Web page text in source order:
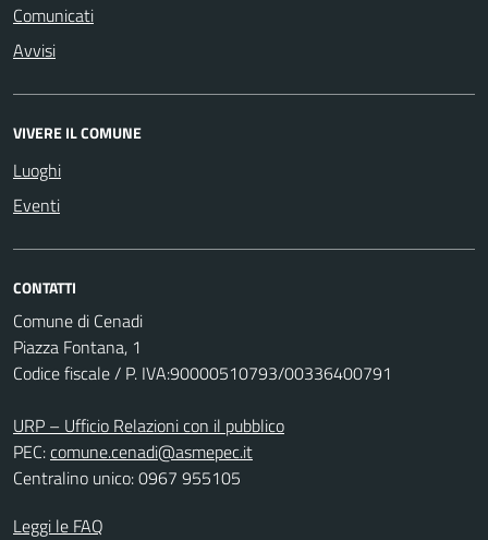
Comunicati
Avvisi
VIVERE IL COMUNE
Luoghi
Eventi
CONTATTI
Comune di Cenadi
Piazza Fontana, 1
Codice fiscale / P. IVA:90000510793/00336400791
URP – Ufficio Relazioni con il pubblico
PEC:comune.cenadi@asmepec.it
Centralino unico: 0967 955105
Leggi le FAQ